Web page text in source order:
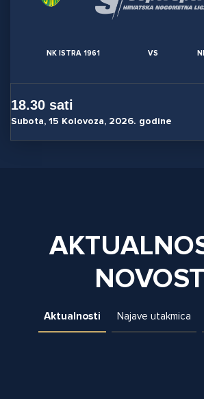
NK ISTRA 1961 VS
18.30 sati
Subota, 15 Kolovoza, 2026. godine
Aktualnosti Najave utakmica